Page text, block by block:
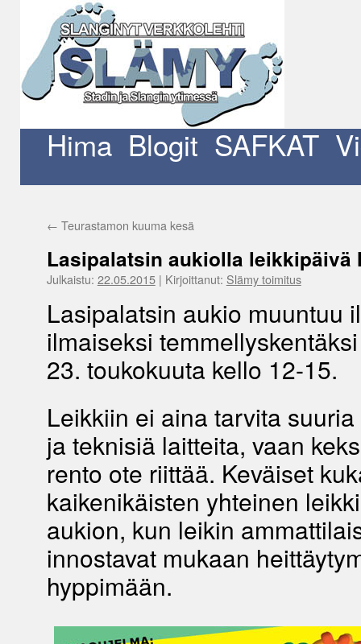
Hima Blogit SAFKAT
← Teurastamon kuuma kesä
Lasipalatsin aukiolla leikkipäivä
Julkaistu: 22.05.2015| Kirjoittanut: Slämy toimitus
Lasipalatsin aukio muuntuu
ilmaiseksi
23. toukokuuta kello 12-15.
Leikkiin ei aina tarvita
ja teknisiä laitteita, vaan
rento ote riittää. Keväiset
kaikenikäisten yhteinen
aukion, kun leikin
innostavat mukaan
hyppimään.